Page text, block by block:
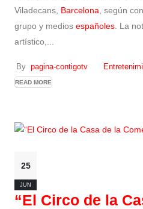
Viladecans, Barcelona , según
grupo y medios españoles . La
artístico,...
By pagina-contigotv
READ MORE
25
JUN
“El Circo de la